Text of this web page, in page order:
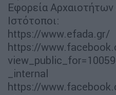
Εφορεία Αρχαιοτήτων
Ιστότοποι:
https://www.efada.gr/
https://
_internal
https://